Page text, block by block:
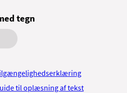
tegn
til oplæsning af tekst